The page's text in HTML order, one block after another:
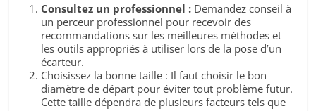
Consultez un professionnel : Demandez conseil à
un perceur professionnel pour recevoir des
recommandations sur les meilleures méthodes et
les outils appropriés à utiliser lors de la pose d’un
écarteur.
Choisissez la bonne taille : Il faut choisir le bon
diamètre de départ pour éviter tout problème futur.
Cette taille dépendra de plusieurs facteurs tels que